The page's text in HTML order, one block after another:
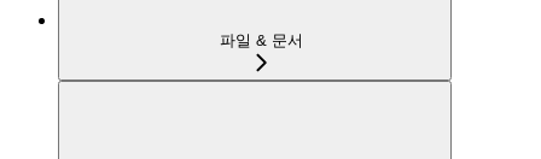
파일 & 문서